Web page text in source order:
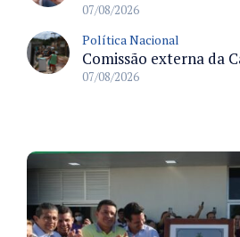
07/08/2026
Política Nacional
07/08/2026